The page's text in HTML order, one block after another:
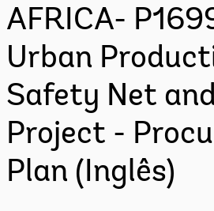
AFRICA-
Urban
Safety Net
Project -
Plan (Inglês)